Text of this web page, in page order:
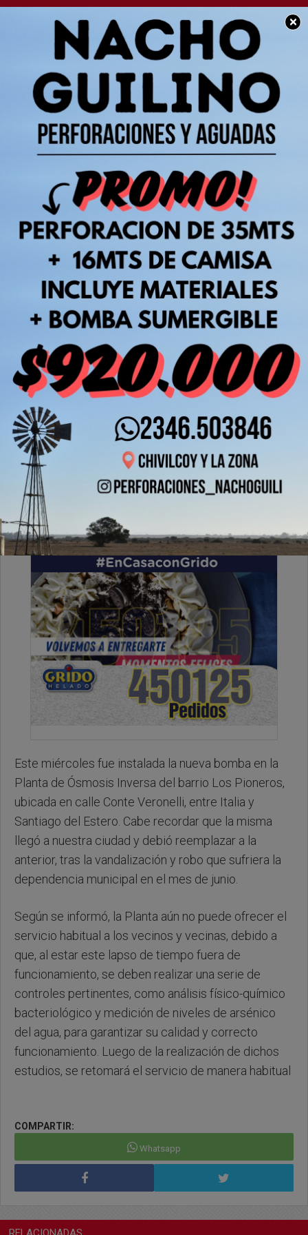
×
SOCIEDAD
Muy buena noticia: En
breve se podrá contar
con la Planta del Barrio
Los Pioneros
Jueves, 25 de Julio de 2024 . 09:53 Hs.
Fue instalada la nueva bomba en la Planta de
Ósmosis de Los Pioneros*
PUBLICIDAD
Este miércoles fue instalada la nueva bomba en la
Planta de Ósmosis Inversa del barrio Los Pioneros,
ubicada en calle Conte Veronelli, entre Italia y
Santiago del Estero. Cabe recordar que la misma
llegó a nuestra ciudad y debió reemplazar a la
anterior, tras la vandalización y robo que sufriera la
dependencia municipal en el mes de junio.
Según se informó, la Planta aún no puede ofrecer el
servicio habitual a los vecinos y vecinas, debido a
que, al estar este lapso de tiempo fuera de
funcionamiento, se deben realizar una serie de
controles pertinentes, como análisis físico-químico
bacteriológico y medición de niveles de arsénico
del agua, para garantizar su calidad y correcto
funcionamiento. Luego de la realización de dichos
estudios, se retomará el servicio de manera habitual
COMPARTIR:
Whatsapp